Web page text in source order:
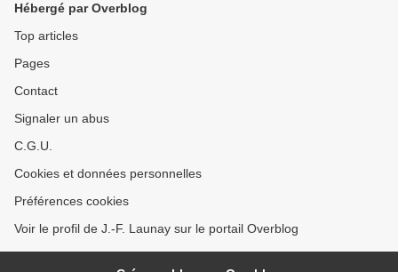
Hébergé par Overblog
Top articles
Pages
Contact
Signaler un abus
C.G.U.
Cookies et données personnelles
Préférences cookies
Voir le profil de J.-F. Launay sur le portail Overblog